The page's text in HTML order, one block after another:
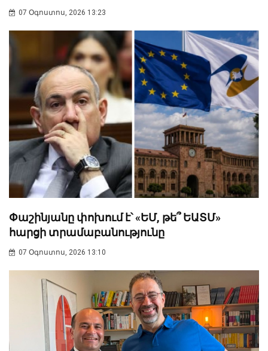
07 Օգոստոս, 2026 13:23
Փաշինյանը փոխում է՝ «ԵՄ, թե՞ ԵԱՏՄ»
հարցի տրամաբանությունը
07 Օգոստոս, 2026 13:10